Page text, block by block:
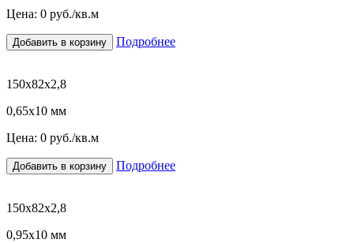
Цена: 0 руб./кв.м
Добавить в корзину Подробнее
150х82х2,8
0,65х10 мм
Цена: 0 руб./кв.м
Добавить в корзину Подробнее
150х82х2,8
0,95х10 мм